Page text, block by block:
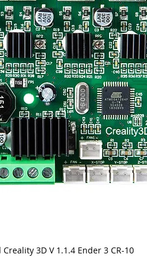
3D V 1.1.4 Ender 3 CR-10